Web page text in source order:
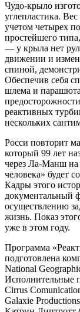
Чудо-крыло
углепластика.
учетом четырех
простейшего
— у крыла нет
движении и
спиной,
Обеспечив себя
шлема и
реактивных
нескольких
Росси повторит
который 99 лет
через Ла-Манш на
человека» будет
Кадры этого
документальный
осуществлению
жизнь. Показ
уже в этом году.
Программа
подготовлена
National
Исполнительные
Cirrus
Galaxie